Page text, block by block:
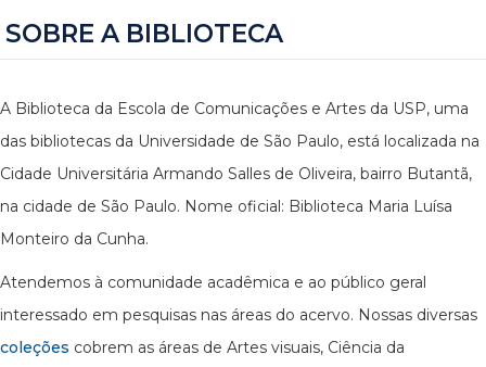
SOBRE A BIBLIOTECA
A Biblioteca da Escola de Comunicações e Artes da USP, uma
das bibliotecas da Universidade de São Paulo, está localizada na
Cidade Universitária Armando Salles de Oliveira, bairro Butantã,
na cidade de São Paulo. Nome oficial: Biblioteca Maria Luísa
Monteiro da Cunha.
Atendemos à comunidade acadêmica e ao público geral
interessado em pesquisas nas áreas do acervo. Nossas diversas
coleções cobrem as áreas de Artes visuais, Ciência da